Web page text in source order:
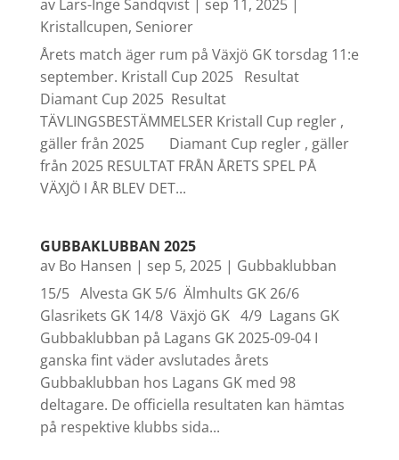
av Lars-Inge Sandqvist| sep 11, 2025|
Kristallcupen, Seniorer
Årets match äger rum på Växjö GK torsdag 11:e
september. Kristall Cup 2025 Resultat
Diamant Cup 2025 Resultat
TÄVLINGSBESTÄMMELSER Kristall Cup regler ,
gäller från 2025 Diamant Cup regler , gäller
från 2025 RESULTAT FRÅN ÅRETS SPEL PÅ
VÄXJÖ I ÅR BLEV DET...
GUBBAKLUBBAN 2025
av Bo Hansen | sep 5, 2025| Gubbaklubban
15/5 Alvesta GK 5/6 Älmhults GK 26/6
Glasrikets GK 14/8 Växjö GK 4/9 Lagans GK
Gubbaklubban på Lagans GK 2025-09-04 I
ganska fint väder avslutades årets
Gubbaklubban hos Lagans GK med 98
deltagare. De officiella resultaten kan hämtas
på respektive klubbs sida...